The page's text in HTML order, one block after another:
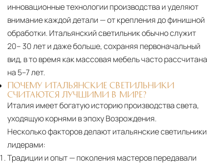
Доставка до адреса — транспортировка
товара от нашего склада непосредственно к
месту назначения с соблюдением сроков
Профессиональная выгрузка—
квалифицированные грузчики
осуществляют разгрузку с применением
специального оборудования и техники
Подъём на этажи— доставка мебели и
дверных блоков в квартиры и офисы с
использованием лифтов или монтажных
средств
инновационные технологии производства и уделяют
внимание каждой детали — от крепления до финишной
обработки. Итальянский светильник обычно служит
20– 30 лет и даже больше, сохраняя первоначальный
вид, в то время как массовая мебель часто рассчитана
на 5–7 лет.
ПОЧЕМУ ИТАЛЬЯНСКИЕ СВЕТИЛЬНИКИ
СЧИТАЮТСЯ ЛУЧШИМИ В МИРЕ?
Италия имеет богатую историю производства света,
уходящую корнями в эпоху Возрождения.
Несколько факторов делают итальянские светильники
лидерами:
Традиции и опыт— поколения мастеров передавали